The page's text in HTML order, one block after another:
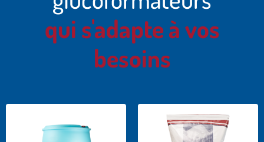
qui s'adapte à vos
besoins